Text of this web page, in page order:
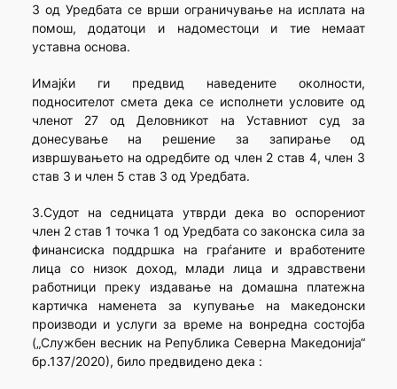
3 од Уредбата се врши ограничување на исплата на
помош, додатоци и надоместоци и тие немаат
уставна основа.
Имајќи ги предвид наведените околности,
подносителот смета дека се исполнети условите од
членот 27 од Деловникот на Уставниот суд за
донесување на решение за запирање од
извршувањето на одредбите од член 2 став 4, член 3
став 3 и член 5 став 3 од Уредбата.
3.Судот на седницата утврди дека во оспорениот
член 2 став 1 точка 1 од Уредбата со законска сила за
финансиска поддршка на граѓаните и вработените
лица со низок доход, млади лица и здравствени
работници преку издавање на домашна платежна
картичка наменета за купување на македонски
производи и услуги за време на вонредна состојба
(„Службен весник на Република Северна Македонија“
бр.137/2020), било предвидено дека :